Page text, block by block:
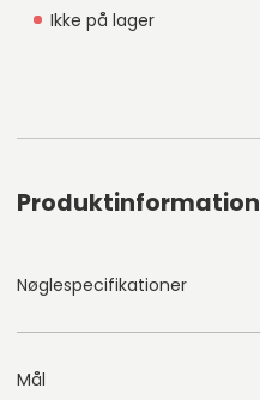
Ikke på lager
Produktinformation
Nøglespecifikationer
Mål